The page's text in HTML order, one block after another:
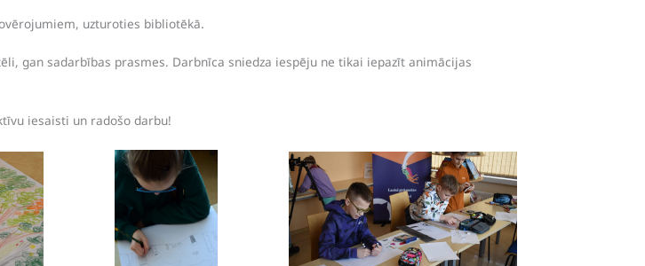
uzturoties bibliotēkā.
gan sadarbības prasmes. Darbnīca sniedza iespēju ne tikai iepazīt animācijas
iesaisti un radošo darbu!